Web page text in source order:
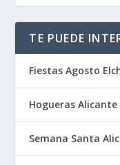
TE PUEDE
Fiestas Agosto
Hogueras
Semana Santa